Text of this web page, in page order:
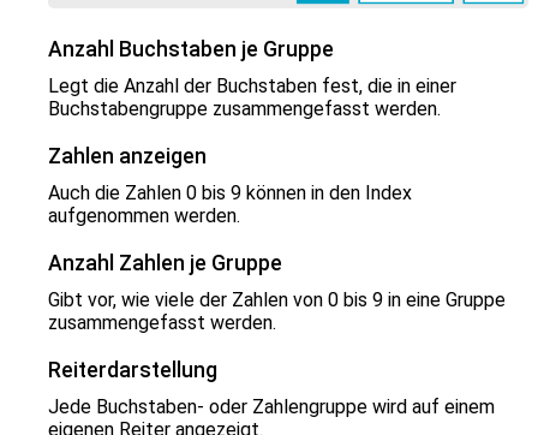
Anzahl Buchstaben je Gruppe
Legt die Anzahl der Buchstaben fest, die in einer
Buchstabengruppe zusammengefasst werden.
Zahlen anzeigen
Auch die Zahlen 0 bis 9 können in den Index
aufgenommen werden.
Anzahl Zahlen je Gruppe
Gibt vor, wie viele der Zahlen von 0 bis 9 in eine Gruppe
zusammengefasst werden.
Reiterdarstellung
Jede Buchstaben- oder Zahlengruppe wird auf einem
eigenen Reiter angezeigt.